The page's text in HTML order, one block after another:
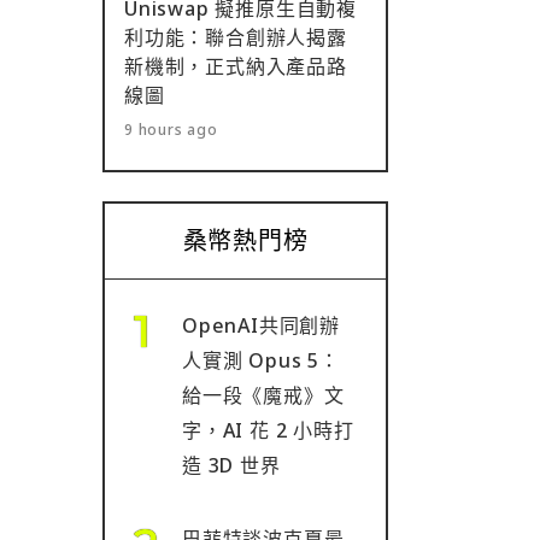
Uniswap 擬推原生自動複
利功能：聯合創辦人揭露
新機制，正式納入產品路
線圖
9 hours ago
桑幣熱門榜
OpenAI共同創辦
人實測 Opus 5：
給一段《魔戒》文
字，AI 花 2 小時打
造 3D 世界